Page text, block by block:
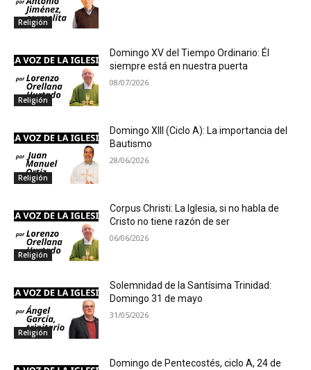
Religión
Religión
Domingo XV del Tiempo Ordinario: Él
siempre está en nuestra puerta
08/07/2026
Religión
Domingo XIII (Ciclo A): La importancia del
Bautismo
28/06/2026
Religión
Corpus Christi: La Iglesia, si no habla de
Cristo no tiene razón de ser
06/06/2026
Religión
Solemnidad de la Santísima Trinidad:
Domingo 31 de mayo
31/05/2026
Domingo de Pentecostés, ciclo A, 24 de